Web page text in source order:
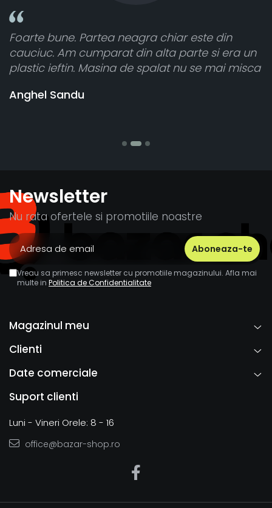
din
era un
misca
Toate sunt foarte luminoase și
atât de bine în curtea din spate. A
cele 8 bucati dar una nu a funcționat,
banii pentru 1 bucata, Multumesc
Newsletter
Nu rata ofertele si promotiile noastre
Vreau sa primesc newsletter cu promotiile magazinului. Afla mai
multe in Politica de Confidentialitate
Magazinul meu
Clienti
Date comerciale
Suport clienti
Luni - Vineri Orele: 8 - 16
office@bazar-shop.ro